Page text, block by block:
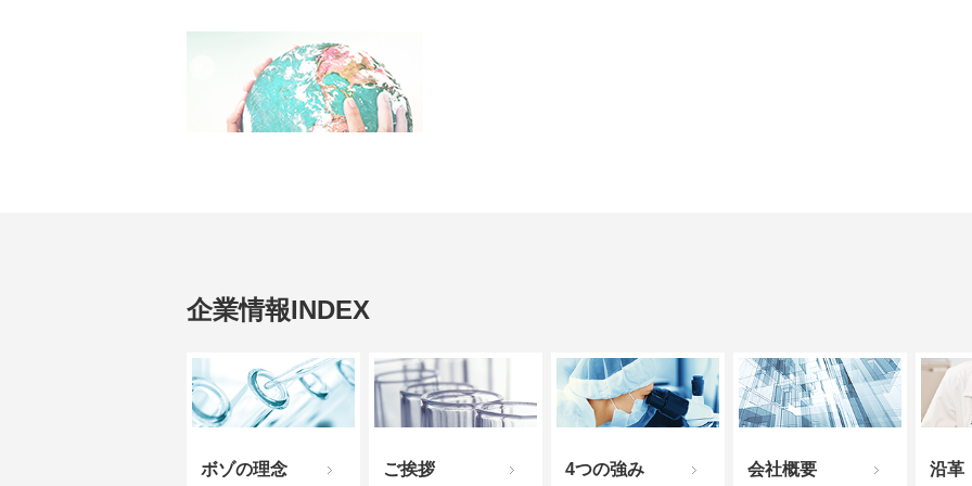
企業情報INDEX
ボゾの理念 ご挨拶 4つの強み 会社概要 沿革